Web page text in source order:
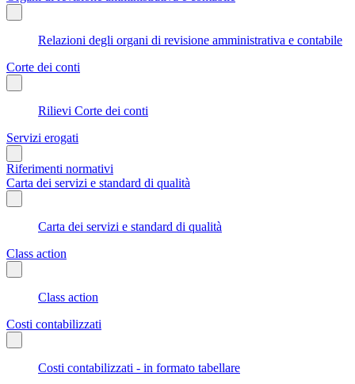
Relazioni degli organi di revisione amministrativa e contabile
Corte dei conti
Rilievi Corte dei conti
Servizi erogati
Riferimenti normativi
Carta dei servizi e standard di qualità
Carta dei servizi e standard di qualità
Class action
Class action
Costi contabilizzati
Costi contabilizzati - in formato tabellare